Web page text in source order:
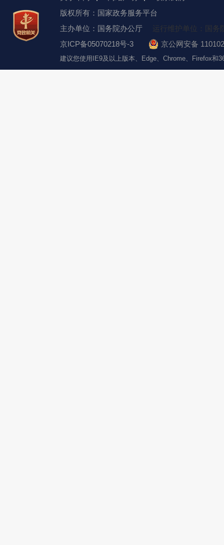
版权所有：国家政务服务平台
主办单位：国务院办公厅
运行维护单位：国务
京ICP备05070218号-3
京公网安备
建议您使用IE9及以上版本、Edge、Chrome、Firefox和